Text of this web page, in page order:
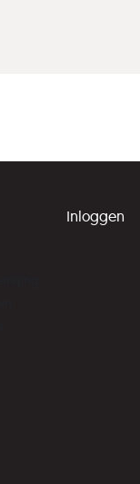
Inloggen